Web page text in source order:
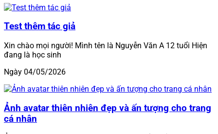
Test thêm tác giả
Xin chào mọi người! Mình tên là Nguyễn Văn A 12 tuổi Hiện
đang là học sinh
Ngày 04/05/2026
Ảnh avatar thiên nhiên đẹp và ấn tượng cho trang
cá nhân